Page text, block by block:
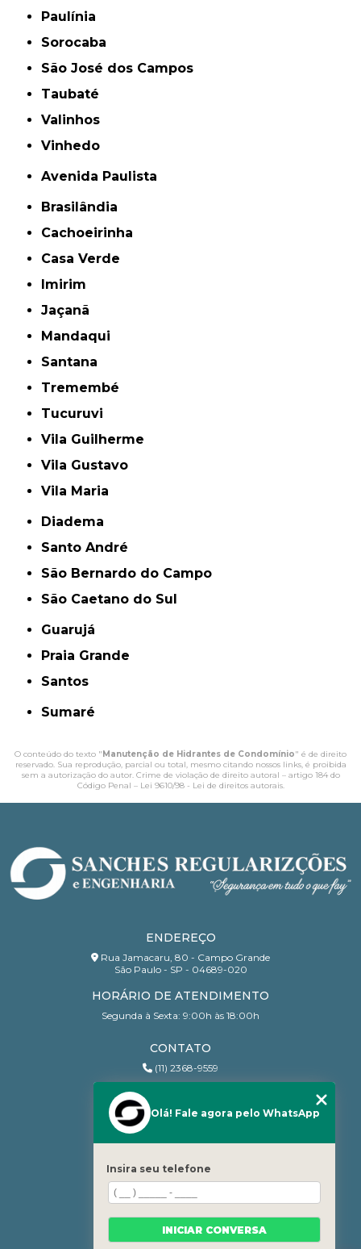
Paulínia
Sorocaba
São José dos Campos
Taubaté
Valinhos
Vinhedo
Avenida Paulista
Brasilândia
Cachoeirinha
Casa Verde
Imirim
Jaçanã
Mandaqui
Santana
Tremembé
Tucuruvi
Vila Guilherme
Vila Gustavo
Vila Maria
Diadema
Santo André
São Bernardo do Campo
São Caetano do Sul
Guarujá
Praia Grande
Santos
Sumaré
O conteúdo do texto " Manutenção de Hidrantes de Condomínio" é de direito
reservado. Sua reprodução, parcial ou total, mesmo citando nossos links, é proibida
sem a autorização do autor. Crime de violação de direito autoral – artigo 184 do
Código Penal – Lei 9610/98 - Lei de direitos autorais.
ENDEREÇO
Rua Jamacaru, 80 - Campo Grande
São Paulo - SP - 04689-020
HORÁRIO DE ATENDIMENTO
Segunda à Sexta: 9:00h às 18:00h
CONTATO
(11) 2368-9559
contato@sanchesri.com.br
Quem Somos
Blog
Serviços
Contato
Olá! Fale agora pelo WhatsApp
Insira seu telefone
INICIAR CONVERSA